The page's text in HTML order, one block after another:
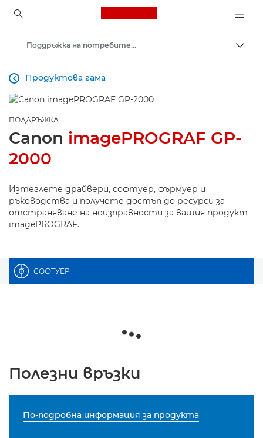
Canon Logo, back to
Поддръжка на потребителски продукти
Продуктова гама

ПОДДРЪЖКА
Canon imagePROGRAF GP-
2000
Изтеглете драйвери, софтуер, фърмуер и
ръководства и получете достъп до ресурси за
отстраняване на неизправности за вашия продукт
imagePROGRAF.
СОФТУЕР +
Полезни връзки
По-подробна информация за продукта